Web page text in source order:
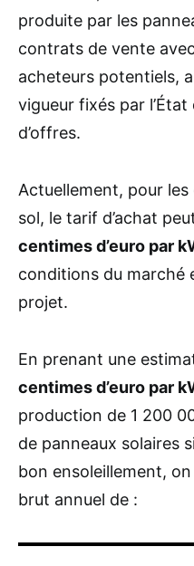
produite par les
contrats de vente
acheteurs potentiels,
vigueur fixés par
d’offres.
Actuellement, pour
sol, le tarif d’achat
centimes d’euro par
conditions du marché
projet.
En prenant une
centimes d’euro par
production de 1 200
de panneaux solaires
bon ensoleillement,
brut annuel de :